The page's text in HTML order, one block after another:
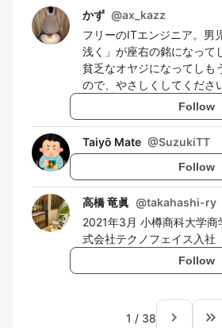
かず @ax_kazz
フリーのITエンジニア。男
浅く」が座右の銘になって
貧乏なオヤジになってしも
ので、やさしくしてくださ
Follow
Taiyō Mate @SuzukiTT
Follow
高橋 竜眞 @takahashi-ry
2021年3月 小樽商科大学
式会社テクノフェイス入社
Follow
1 / 38 navigate_next keyboard_double_arrow_right